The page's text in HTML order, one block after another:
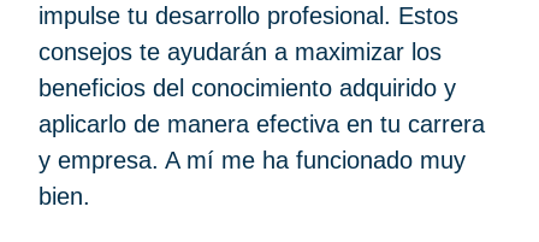
impulse tu desarrollo profesional. Estos
consejos te ayudarán a maximizar los
beneficios del conocimiento adquirido y
aplicarlo de manera efectiva en tu carrera
y empresa. A mí me ha funcionado muy
bien.